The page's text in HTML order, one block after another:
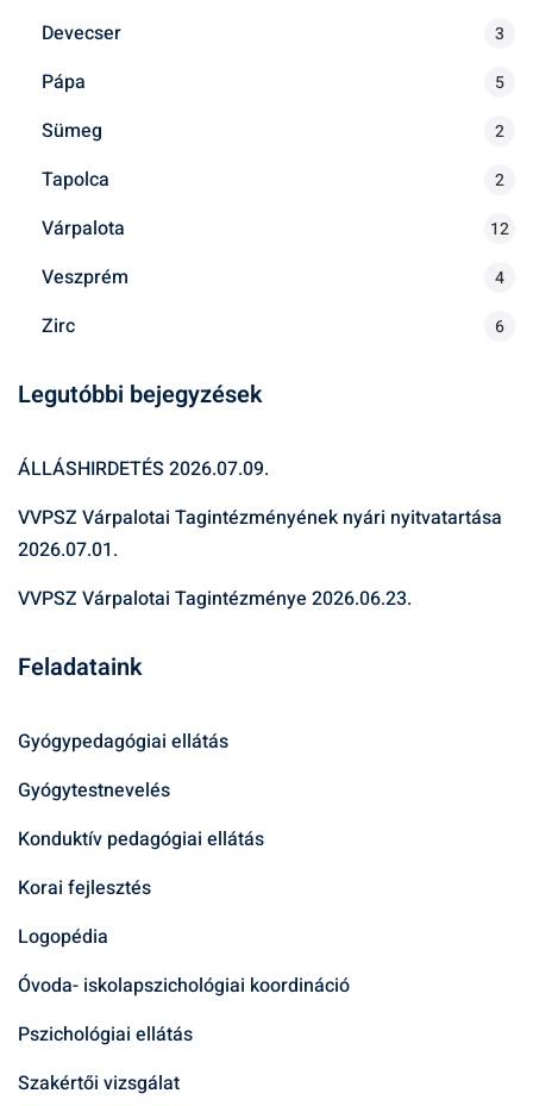
Devecser 3
Pápa 5
Sümeg 2
Tapolca 2
Várpalota 12
Veszprém 4
Zirc 6
Legutóbbi bejegyzések
ÁLLÁSHIRDETÉS 2026.07.09.
VVPSZ Várpalotai Tagintézményének nyári nyitvatartása
2026.07.01.
VVPSZ Várpalotai Tagintézménye 2026.06.23.
Feladataink
Gyógypedagógiai ellátás
Gyógytestnevelés
Konduktív pedagógiai ellátás
Korai fejlesztés
Logopédia
Óvoda- iskolapszichológiai koordináció
Pszichológiai ellátás
Szakértői vizsgálat